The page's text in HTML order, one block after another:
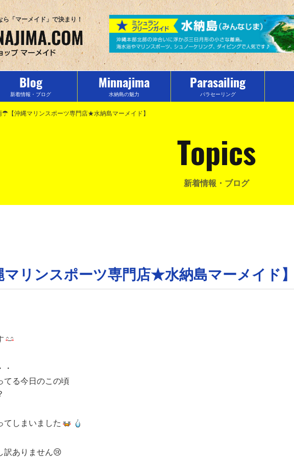
「マーメイド」で決まり！
Blog
新着情報・ブログ
Minnajima
水納島の魅力
Parasailing
パラセーリング
☂【沖縄マリンスポーツ専門店★水納島マーメイド】
Topics
新着情報・ブログ
リンスポーツ専門店★水納島マーメイド】
てる今日のこの頃
てしまいました
訳ありません😢